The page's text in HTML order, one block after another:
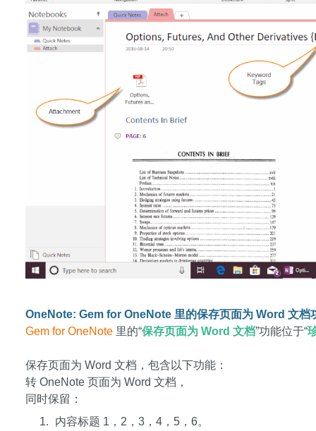
OneNote: Gem for OneNote 里的保存页面为 Word 文档
Gem for OneNote 里的“保存页面为 Word 文档”功能位于“
保存页面为 Word 文档，包含以下功能：
转 OneNote 页面为 Word 文档，
同时保留：
内容标题 1，2，3，4，5，6。